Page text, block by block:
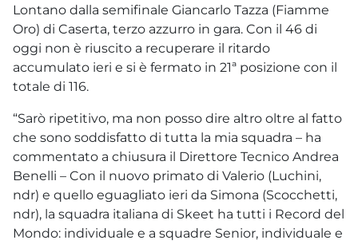
Lontano dalla semifinale Giancarlo Tazza (Fiamme
Oro) di Caserta, terzo azzurro in gara. Con il 46 di
oggi non è riuscito a recuperare il ritardo
accumulato ieri e si è fermato in 21ª posizione con il
totale di 116.
“Sarò ripetitivo, ma non posso dire altro oltre al fatto
che sono soddisfatto di tutta la mia squadra – ha
commentato a chiusura il Direttore Tecnico Andrea
Benelli – Con il nuovo primato di Valerio (Luchini,
ndr) e quello eguagliato ieri da Simona (Scocchetti,
ndr), la squadra italiana di Skeet ha tutti i Record del
Mondo: individuale e a squadre Senior, individuale e